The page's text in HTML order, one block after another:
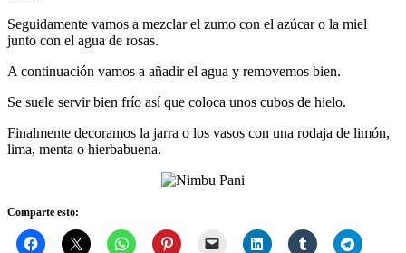
Seguidamente vamos a mezclar el zumo con el azúcar o la miel
junto con el agua de rosas.
A continuación vamos a añadir el agua y removemos bien.
Se suele servir bien frío así que coloca unos cubos de hielo.
Finalmente decoramos la jarra o los vasos con una rodaja de limón,
lima, menta o hierbabuena.
Comparte esto: